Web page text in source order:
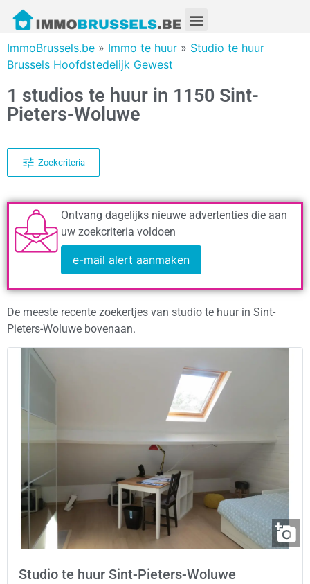
ImmoBrussels.be » Immo te huur » Studio te huur
Brussels Hoofdstedelijk Gewest
1 studios te huur in 1150 Sint-
Pieters-Woluwe
Zoekcriteria
Ontvang dagelijks nieuwe advertenties die aan
uw zoekcriteria voldoen
e-mail alert aanmaken
De meeste recente zoekertjes van studio te huur in Sint-
Pieters-Woluwe bovenaan.
Studio te huur Sint-Pieters-Woluwe